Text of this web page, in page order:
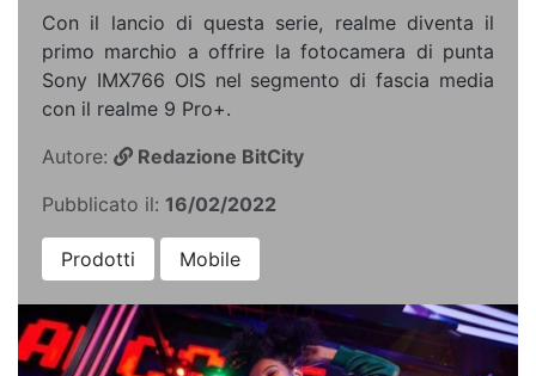
Con il lancio di questa serie, realme diventa il
primo marchio a offrire la fotocamera di punta
Sony IMX766 OIS nel segmento di fascia media
con il realme 9 Pro+.
Autore:
Redazione BitCity
Pubblicato il: 16/02/2022
Prodotti Mobile